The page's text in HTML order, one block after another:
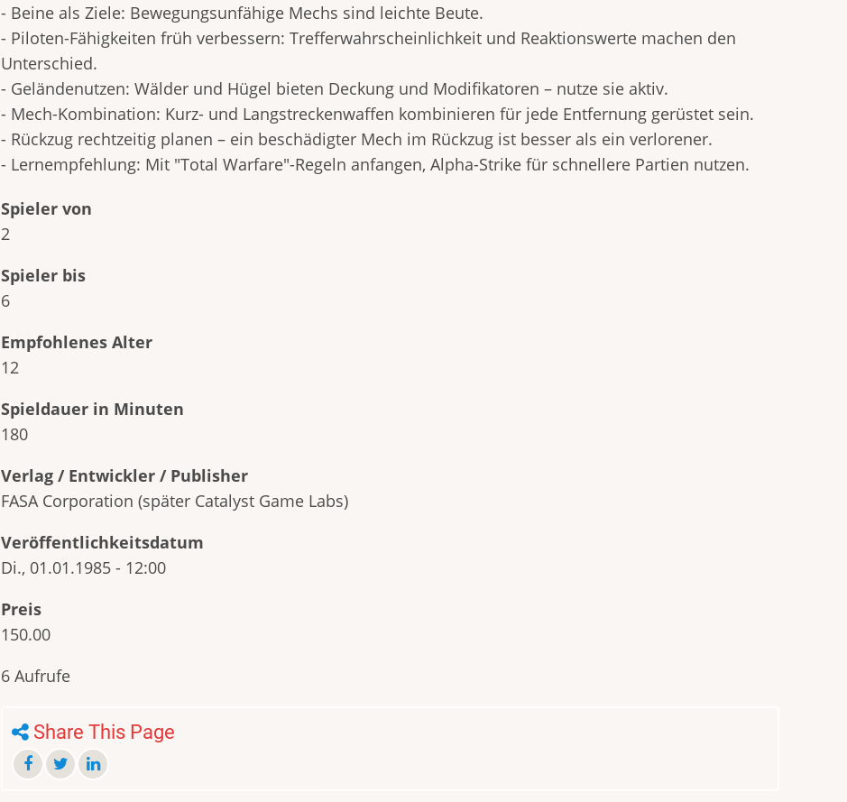
- Beine als Ziele: Bewegungsunfähige Mechs sind leichte Beute.
- Piloten-Fähigkeiten früh verbessern: Trefferwahrscheinlichkeit und Reaktionswerte machen den
Unterschied.
- Geländenutzen: Wälder und Hügel bieten Deckung und Modifikatoren – nutze sie aktiv.
- Mech-Kombination: Kurz- und Langstreckenwaffen kombinieren für jede Entfernung gerüstet sein.
- Rückzug rechtzeitig planen – ein beschädigter Mech im Rückzug ist besser als ein verlorener.
- Lernempfehlung: Mit "Total Warfare"-Regeln anfangen, Alpha-Strike für schnellere Partien nutzen.
Spieler von
2
Spieler bis
6
Empfohlenes Alter
12
Spieldauer in Minuten
180
Verlag / Entwickler / Publisher
FASA Corporation (später Catalyst Game Labs)
Veröffentlichkeitsdatum
Di., 01.01.1985 - 12:00
Preis
150.00
6 Aufrufe
Share This Page